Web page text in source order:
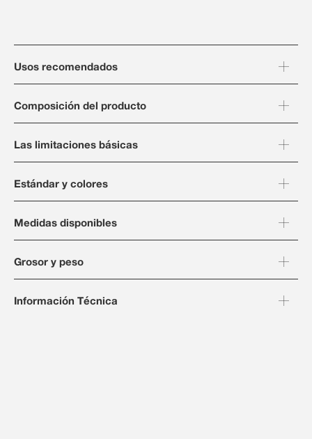
Usos recomendados
Composición del producto
Las limitaciones básicas
Estándar y colores
Medidas disponibles
Grosor y peso
Información Técnica